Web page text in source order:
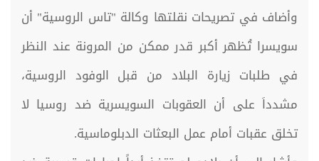
وأضاف في تصريحات نقلتها وكالة "تاس الروسية" أن
سويسرا تُظهر أكبر قدر ممكن من المرونة عند النظر
في طلبات زيارة البلاد من قبل الوفود الروسية،
مشدداَ على أن العقوبات السويسرية ضد روسيا لا
تخلق عقبات أمام عمل البعثات الدبلوماسية.